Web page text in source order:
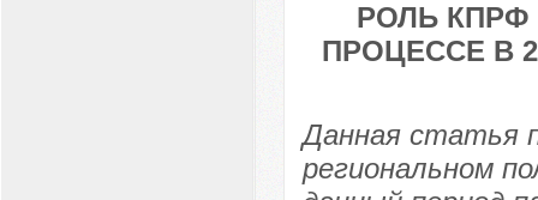
РОЛЬ
ПРОЦЕССЕ В
Данная статья
региональном